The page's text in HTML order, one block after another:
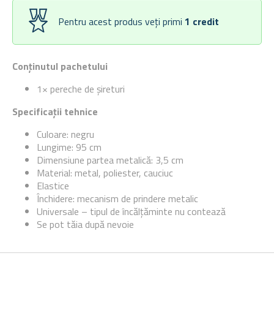
Conținutul pachetului
1× pereche de șireturi
Specificații tehnice
Culoare: negru
Lungime: 95 cm
Dimensiune partea metalică: 3,5 cm
Material: metal, poliester, cauciuc
Elastice
Închidere: mecanism de prindere metalic
Universale – tipul de încălțăminte nu contează
Se pot tăia după nevoie
Pentru acest produs veți primi 1 credit